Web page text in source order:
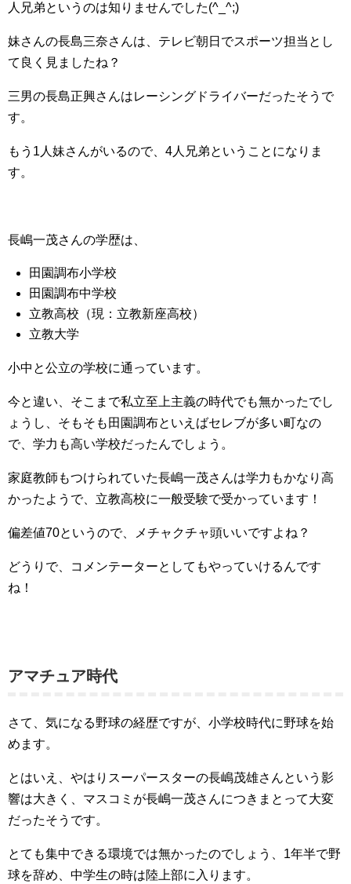
人兄弟というのは知りませんでした(^_^;)
妹さんの長島三奈さんは、テレビ朝日でスポーツ担当とし
て良く見ましたね？
三男の長島正興さんはレーシングドライバーだったそうで
す。
もう1人妹さんがいるので、4人兄弟ということになりま
す。
長嶋一茂さんの学歴は、
田園調布小学校
田園調布中学校
立教高校（現：立教新座高校）
立教大学
小中と公立の学校に通っています。
今と違い、そこまで私立至上主義の時代でも無かったでし
ょうし、そもそも田園調布といえばセレブが多い町なの
で、学力も高い学校だったんでしょう。
家庭教師もつけられていた長嶋一茂さんは学力もかなり高
かったようで、立教高校に一般受験で受かっています！
偏差値70というので、メチャクチャ頭いいですよね？
どうりで、コメンテーターとしてもやっていけるんです
ね！
アマチュア時代
さて、気になる野球の経歴ですが、小学校時代に野球を始
めます。
とはいえ、やはりスーパースターの長嶋茂雄さんという影
響は大きく、マスコミが長嶋一茂さんにつきまとって大変
だったそうです。
とても集中できる環境では無かったのでしょう、1年半で野
球を辞め、中学生の時は陸上部に入ります。